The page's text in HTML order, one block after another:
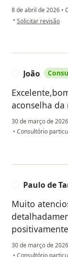
8 de abril de 2026 •
• na opinião do
Solicitar revisão
João
aconselha
30 de março de 2026
• Consultório
Paulo de
Muito
30 de março de 2026
• Consultório